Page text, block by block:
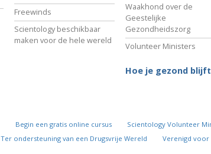
Freewinds
Scientology beschikbaar
maken voor de hele wereld
Waakhond over de
Geestelijke
Gezondheidszorg
Volunteer Ministers
Hoe je gezond blijft
Begin een gratis online cursus
Scientology Volunteer
Ter ondersteuning van een Drugsvrije Wereld
Verenigd voor